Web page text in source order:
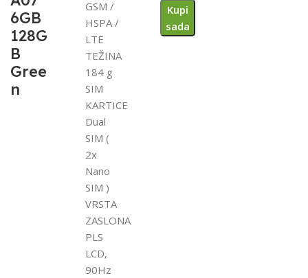
6GB
128G
B
Gree
n
GSM /
HSPA /
LTE
TEŽINA
184 g
SIM
KARTICE
Dual
SIM (
2x
Nano
SIM )
VRSTA
ZASLONA
PLS
LCD,
90Hz
Kupi
sada